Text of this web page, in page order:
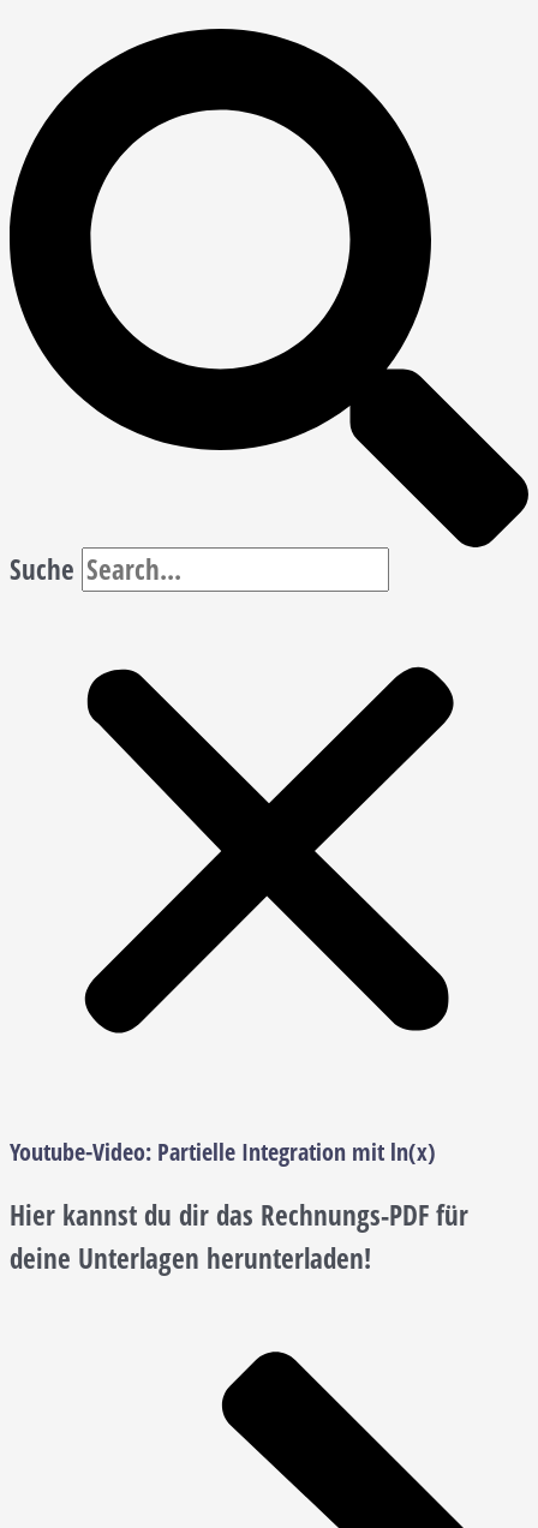
Suche
Youtube-Video: Partielle Integration mit ln(x)
Hier kannst du dir das Rechnungs-PDF für
deine Unterlagen herunterladen!